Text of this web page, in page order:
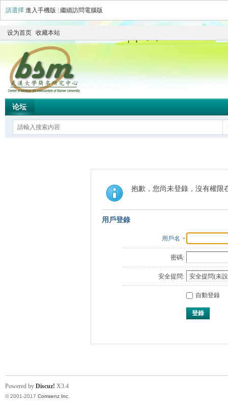
請選擇 進入手機版 繼續訪問電腦版
设为首页 收藏本站
论坛
抱歉，您尚未登錄，沒有權限
用戶登錄
用戶名
密碼:
安全提問:
自動登錄
登錄
Powered by Discuz! X3.4
© 2001-2017 Comsenz Inc.